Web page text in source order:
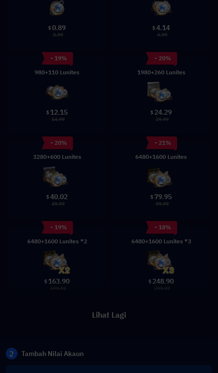
$0.89
0.99
$4.14
4.99
- 19%
980+110 Lunites
$ 12.15
14.99
- 20%
1980+260 Lunites
$ 24.29
29.99
- 20%
3280+600 Lunites
$40.02
49.99
- 21%
6480+1600 Lunites
$ 79.95
99.99
- 19%
6480+1600 Lunites *2
$ 163.90
199.98
- 18%
6480+1600 Lunites *3
$ 248.90
299.97
Lihat Lagi
2 Tambah Nilai Akaun